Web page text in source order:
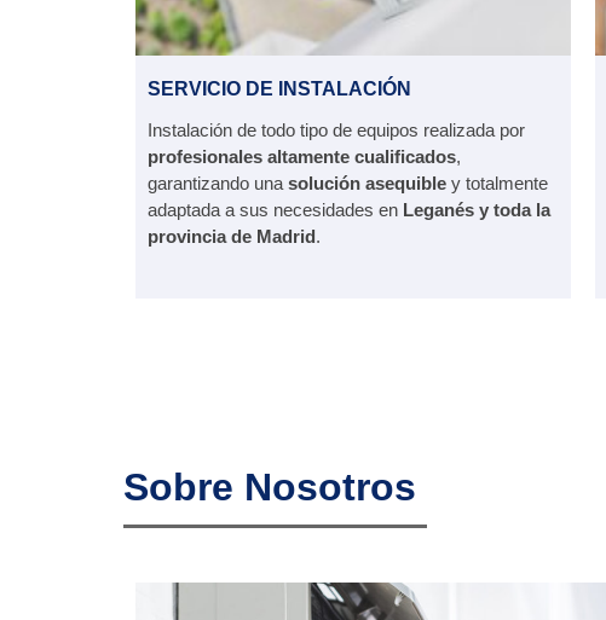
SERVICIO DE INSTALACIÓN
Instalación de todo tipo de equipos realizada por
profesionales altamente cualificados,
garantizando una solución asequible y totalmente
adaptada a sus necesidades en Leganés y toda la
provincia de Madrid.
Sobre Nosotros